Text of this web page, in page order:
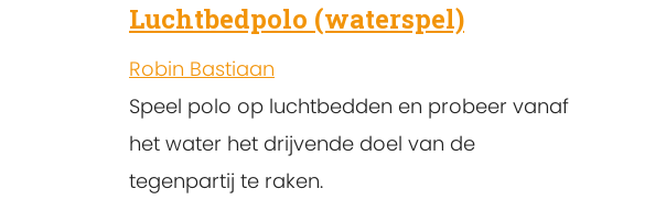
Luchtbedpolo (waterspel)
Robin Bastiaan
Speel polo op luchtbedden en probeer vanaf
het water het drijvende doel van de
tegenpartij te raken.